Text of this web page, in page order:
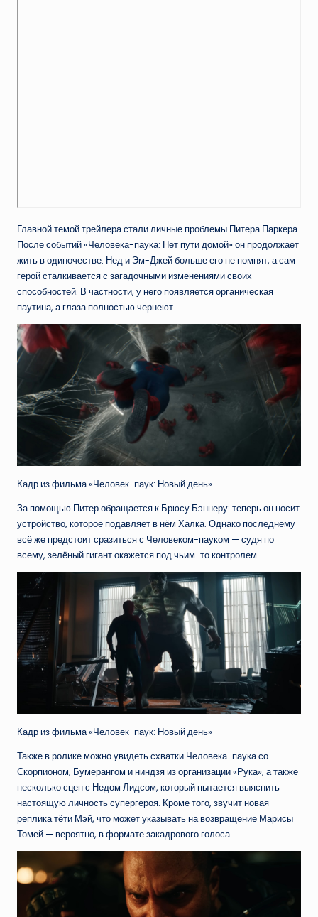
Главной темой трейлера стали личные проблемы Питера Паркера.
После событий «Человека-паука: Нет пути домой» он продолжает
жить в одиночестве: Нед и Эм-Джей больше его не помнят, а сам
герой сталкивается с загадочными изменениями своих
способностей. В частности, у него появляется органическая
паутина, а глаза полностью чернеют.
Кадр из фильма «Человек-паук: Новый день»
За помощью Питер обращается к Брюсу Бэннеру: теперь он носит
устройство, которое подавляет в нём Халка. Однако последнему
всё же предстоит сразиться с Человеком-пауком — судя по
всему, зелёный гигант окажется под чьим-то контролем.
Кадр из фильма «Человек-паук: Новый день»
Также в ролике можно увидеть схватки Человека-паука со
Скорпионом, Бумерангом и ниндзя из организации «Рука», а также
несколько сцен с Недом Лидсом, который пытается выяснить
настоящую личность супергероя. Кроме того, звучит новая
реплика тёти Мэй, что может указывать на возвращение Марисы
Томей — вероятно, в формате закадрового голоса.